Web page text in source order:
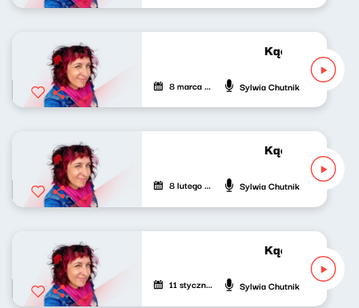
Kącik różowej
8 marca 2026 Sylwia Chutnik
Kącik różowej
8 lutego 2026 Sylwia Chutnik
Kącik różowej
11 stycznia 2026 Sylwia Chutnik